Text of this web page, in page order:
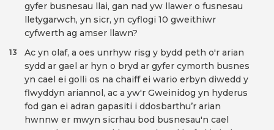
gyfer busnesau llai, gan nad yw llawer o fusnesau
lletygarwch, yn sicr, yn cyflogi 10 gweithiwr
cyfwerth ag amser llawn?
Ac yn olaf, a oes unrhyw risg y bydd peth o'r arian
sydd ar gael ar hyn o bryd ar gyfer cymorth busnes
yn cael ei golli os na chaiff ei wario erbyn diwedd y
flwyddyn ariannol, ac a yw'r Gweinidog yn hyderus
fod gan ei adran gapasiti i ddosbarthu’r arian
hwnnw er mwyn sicrhau bod busnesau'n cael
13